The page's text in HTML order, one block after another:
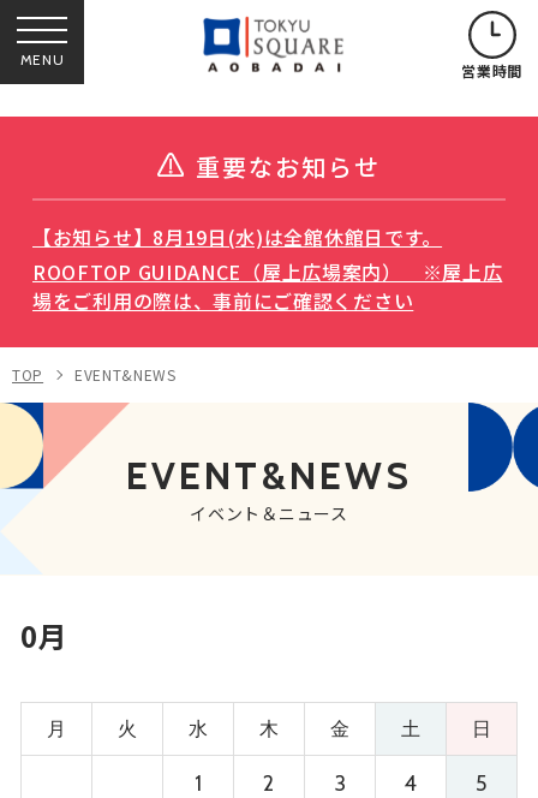
MENU 営業時間
重要なお知らせ
【お知らせ】8月19日(水)は全館休館日です。
ROOFTOP GUIDANCE（屋上広場案内） ※屋上広
場をご利用の際は、事前にご確認ください
TOP EVENT&NEWS
EVENT&NEWS
イベント＆ニュース
0月
月 火 水 木 金 土 日
1 2 3 4 5